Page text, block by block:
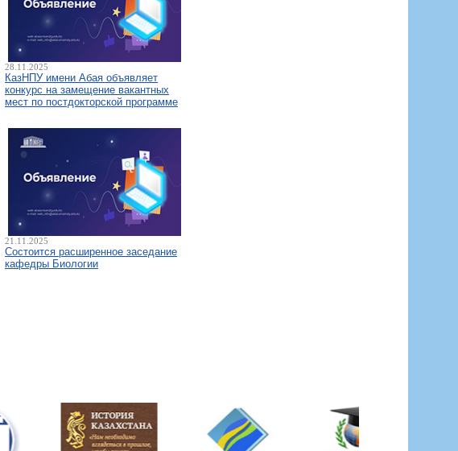
28.11.2025
КазНПУ имени Абая объявляет
конкурс на замещение вакантных
мест по постдокторской программе
21.11.2025
Состоится расширенное заседание
кафедры Биологии